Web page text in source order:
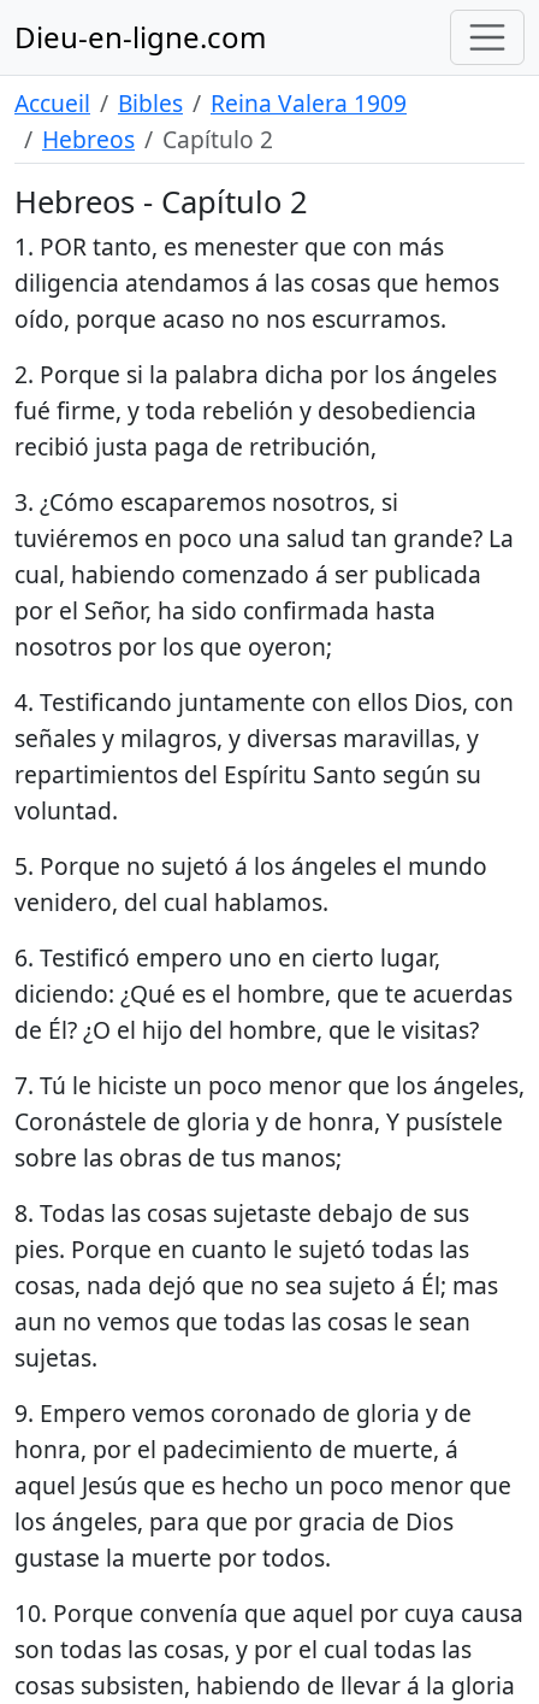
Dieu-en-ligne.com
Accueil Bibles
Reina Valera 1909
Hebreos
Capítulo 2
Hebreos - Capítulo 2
1. POR tanto, es menester que con más
diligencia atendamos á las cosas que hemos
oído, porque acaso no nos escurramos.
2. Porque si la palabra dicha por los ángeles
fué firme, y toda rebelión y desobediencia
recibió justa paga de retribución,
3. ¿Cómo escaparemos nosotros, si
tuviéremos en poco una salud tan grande? La
cual, habiendo comenzado á ser publicada
por el Señor, ha sido confirmada hasta
nosotros por los que oyeron;
4. Testificando juntamente con ellos Dios, con
señales y milagros, y diversas maravillas, y
repartimientos del Espíritu Santo según su
voluntad.
5. Porque no sujetó á los ángeles el mundo
venidero, del cual hablamos.
6. Testificó empero uno en cierto lugar,
diciendo: ¿Qué es el hombre, que te acuerdas
de Él? ¿O el hijo del hombre, que le visitas?
7. Tú le hiciste un poco menor que los ángeles,
Coronástele de gloria y de honra, Y pusístele
sobre las obras de tus manos;
8. Todas las cosas sujetaste debajo de sus
pies. Porque en cuanto le sujetó todas las
cosas, nada dejó que no sea sujeto á Él; mas
aun no vemos que todas las cosas le sean
sujetas.
9. Empero vemos coronado de gloria y de
honra, por el padecimiento de muerte, á
aquel Jesús que es hecho un poco menor que
los ángeles, para que por gracia de Dios
gustase la muerte por todos.
10. Porque convenía que aquel por cuya causa
son todas las cosas, y por el cual todas las
cosas subsisten, habiendo de llevar á la gloria